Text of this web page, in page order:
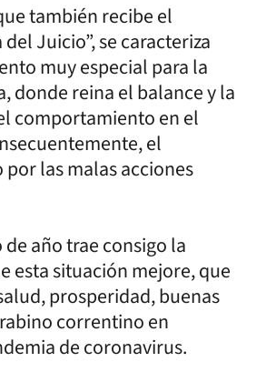
también recibe el
Juicio”, se caracteriza
muy especial para la
donde reina el balance y la
comportamiento en el
el
las malas acciones
año trae consigo la
esta situación mejore, que
prosperidad, buenas
correntino en
de coronavirus.